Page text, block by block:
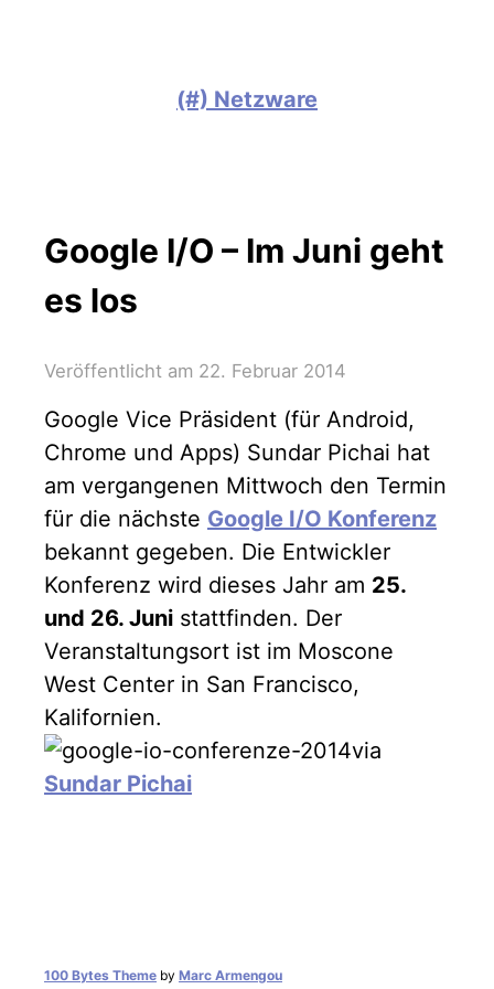
(#) Netzware
Google I/O – Im Juni geht
es los
Veröffentlicht am 22. Februar 2014
Google Vice Präsident (für Android,
Chrome und Apps) Sundar Pichai hat
am vergangenen Mittwoch den Termin
für die nächste Google I/O Konferenz
bekannt gegeben. Die Entwickler
Konferenz wird dieses Jahr am 25.
und 26. Juni stattfinden. Der
Veranstaltungsort ist im Moscone
West Center in San Francisco,
Kalifornien.
via
Sundar Pichai
100 Bytes Theme by Marc Armengou